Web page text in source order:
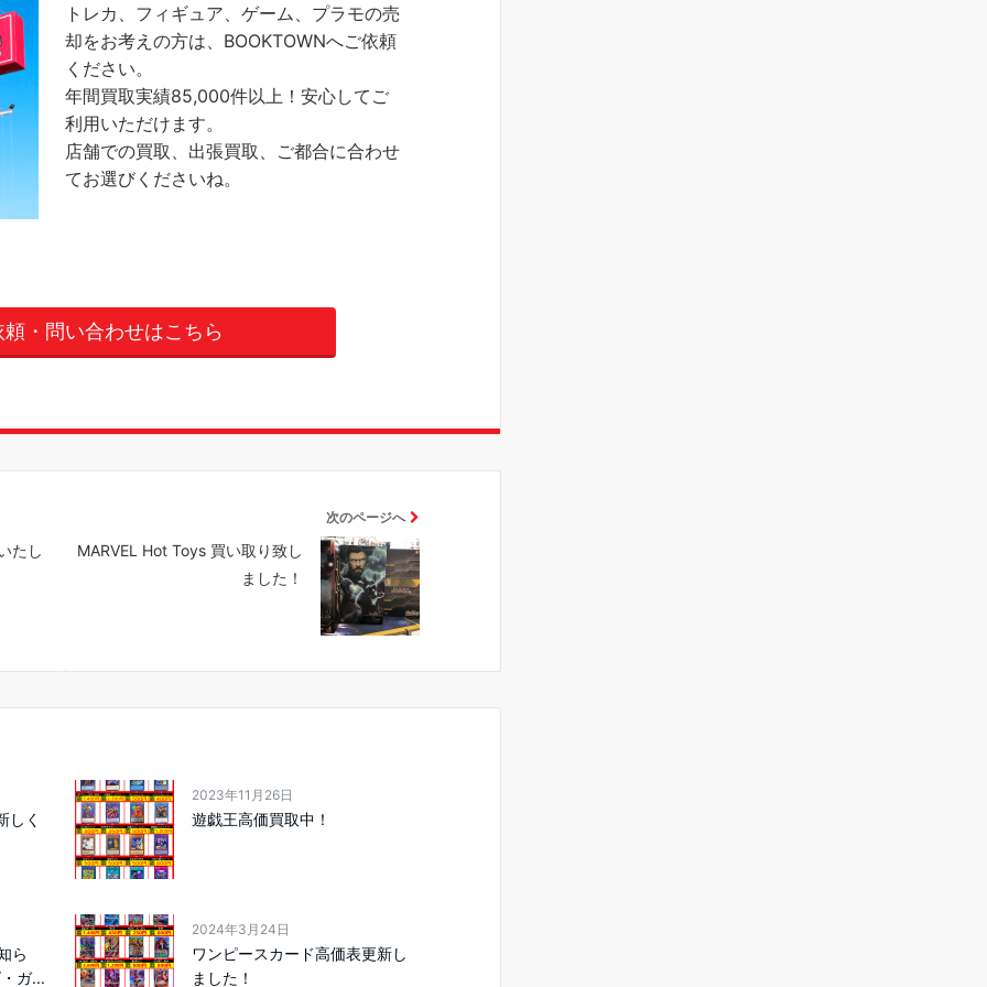
トレカ、フィギュア、ゲーム、プラモの売
却をお考えの方は、BOOKTOWNへご依頼
ください。
年間買取実績85,000件以上！安心してご
利用いただけます。
店舗での買取、出張買取、ご都合に合わせ
てお選びくださいね。
・問い合わせはこちら
たし
次のページへ
MARVEL Hot Toys 買い取り致し
ました！
しく
2023年11月26日
遊戯王高価買取中！
ら
ガ...
2024年3月24日
ワンピースカード高価表更新し
ました！